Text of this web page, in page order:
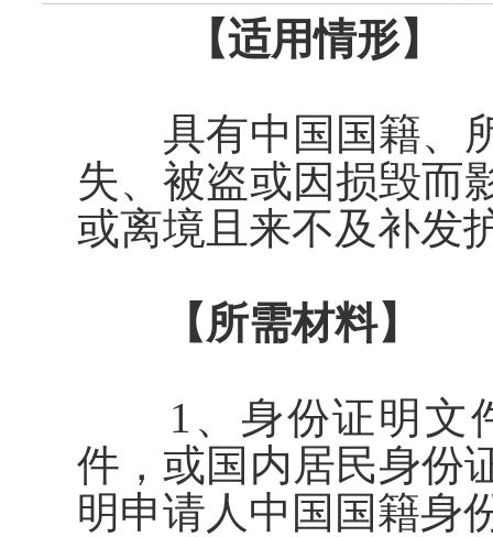
【适用情形】
具有中国国籍、所
失、被盗或因损毁而
或离境 且来不及补发
【所需材料】
1、身份证明文
件，或国内居民身份
明申请人中国国籍身